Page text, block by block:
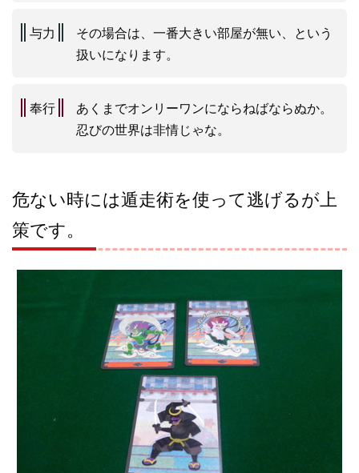
与力
その場合は、一番大きい部屋が無い、という
扱いになります。
奉行
あくまでオンリーワンにならねばならぬか。
忍びの世界は非情じゃな。
危ない時には遁走術を使って逃げるが上
策です。